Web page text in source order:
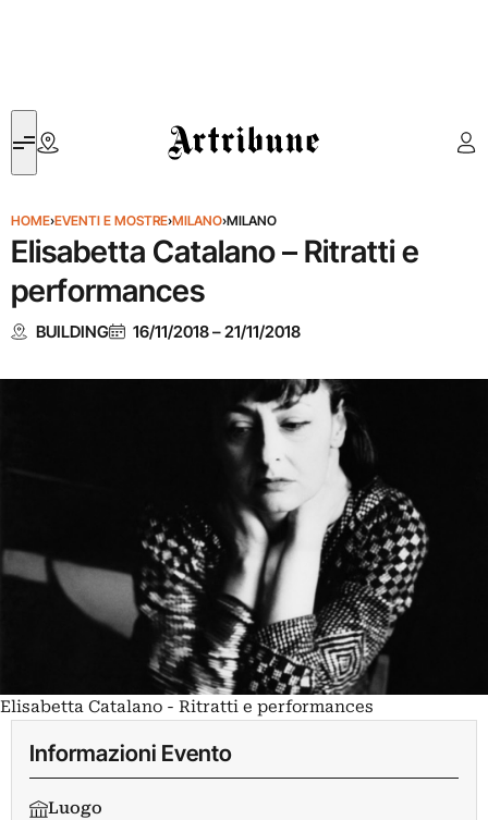
Artribune
HOME›EVENTI E MOSTRE›MILANO›MILANO
Elisabetta Catalano – Ritratti e
performances
BUILDING 16/11/2018–21/11/2018
Elisabetta Catalano - Ritratti e performances
Informazioni Evento
Luogo